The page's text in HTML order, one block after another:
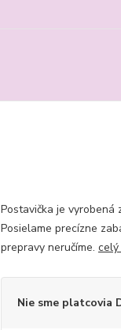
Postavička je vyrobená
Posielame precízne
prepravy neručíme. celý
Nie sme platcovia